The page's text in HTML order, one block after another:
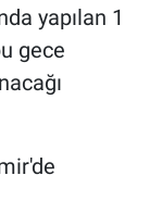
yapılan 1
gece